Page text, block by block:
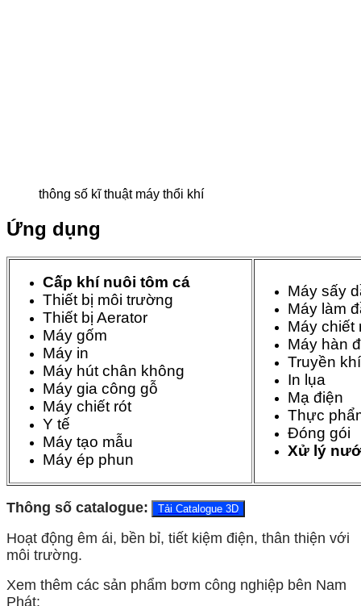
thông số kĩ thuật máy thổi khí
Ứng dụng
Cấp khí nuôi tôm cá
Thiết bị môi trường
Thiết bị Aerator
Máy gốm
Máy in
Máy hút chân không
Máy gia công gỗ
Máy chiết rót
Y tế
Máy tạo mẫu
Máy ép phun
Máy sấy
Máy làm
Máy chiết
Máy hàn
Truyền khí
In lụa
Mạ điện
Thực
Đóng gói
Xử lý
Thông số catalogue: Tải Catalogue 3D
Hoạt động êm ái, bền bỉ, tiết kiệm điện, thân thiện với
môi trường.
Xem thêm các sản phẩm bơm công nghiệp bên Nam
Phát: